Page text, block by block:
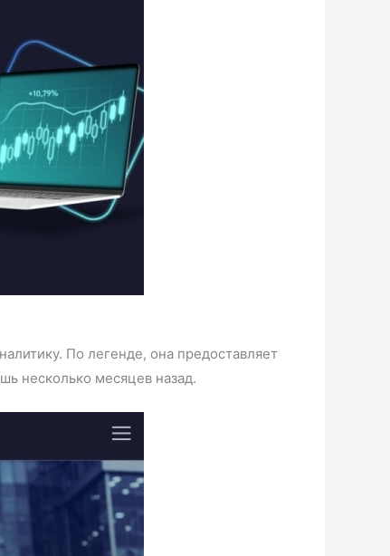
По легенде, она предоставляет
несколько месяцев назад.